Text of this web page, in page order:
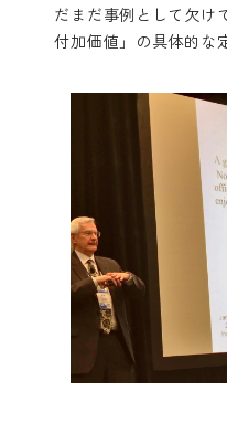
だまだ事例として欠け
付加価値」の具体的な